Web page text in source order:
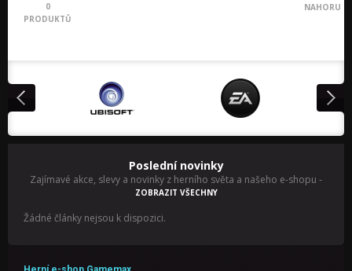
0
PRODUKTŮ
NAHORU
Poslední novinky
Zajímavé akce, slevy a novinky z herního světa a našeho e-shopu -
ZOBRAZIT VŠECHNY
Žádné články nejsou k dispozici.